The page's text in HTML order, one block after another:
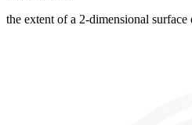
the extent of a 2-dimensional